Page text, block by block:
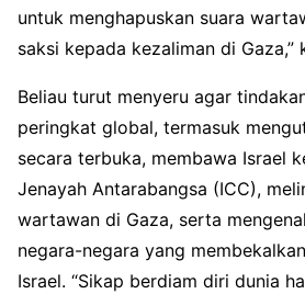
untuk menghapuskan suara
saksi kepada kezaliman di Gaza,”
Beliau turut menyeru agar
peringkat global, termasuk
secara terbuka, membawa Israel
Jenayah Antarabangsa (ICC),
wartawan di Gaza, serta
negara-negara yang
Israel. “Sikap berdiam diri dunia